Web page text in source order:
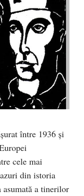
între 1936 și
cele mai
din istoria
a tinerilor